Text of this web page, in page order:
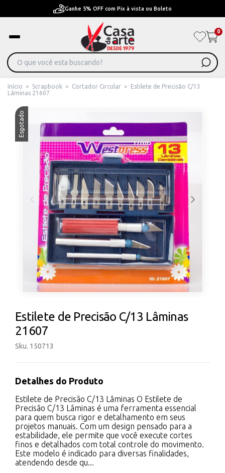
Ganhe 5% OFF com Pix à vista ou Boleto
0
Início > Scrapbook > Cortador Circular >
Estilete de Precisão C/13
Lâminas 21607
Esgotado
Estilete de Precisão C/13 Lâminas
21607
Sku. 150713
Detalhes do Produto
Estilete de Precisão C/13 Lâminas O Estilete de
Precisão C/13 Lâminas é uma ferramenta essencial
para quem busca rigor e detalhamento em seus
projetos manuais. Com um design pensado para a
estabilidade, ele permite que você execute cortes
finos e detalhados com total controle do movimento.
Este modelo é indicado para diversas finalidades,
atendendo desde qu...